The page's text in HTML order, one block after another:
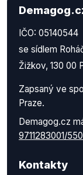
IČO: 05140544
se sídlem
Žižkov, 130 00
Zapsaný ve
Praze.
Demagog.cz
9711283001/
Kontakty